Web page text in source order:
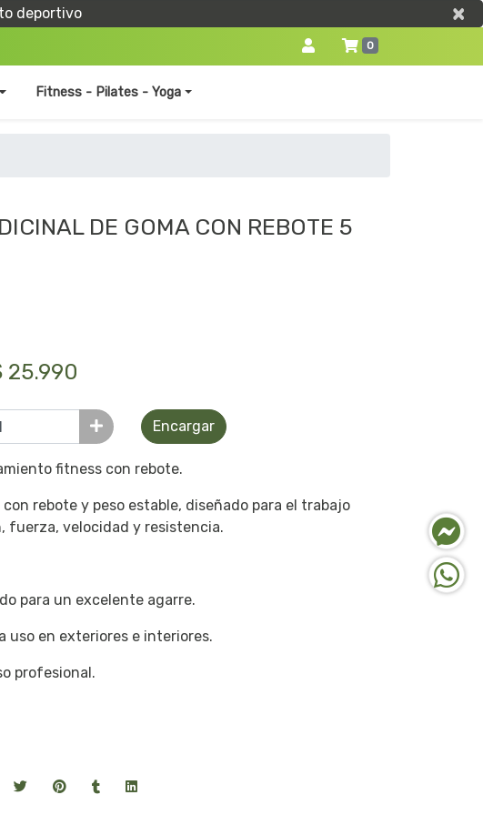
deportivo ×
×
0
Fitness - Pilates - Yoga
DE GOMA CON REBOTE 5
25.990
Encargar
fitness con rebote.
rebote y peso estable, diseñado para el trabajo
fuerza, velocidad y resistencia.
para un excelente agarre.
uso en exteriores e interiores.
profesional.